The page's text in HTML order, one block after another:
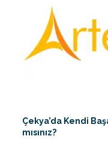
Çekya’da Kendi
mısınız?